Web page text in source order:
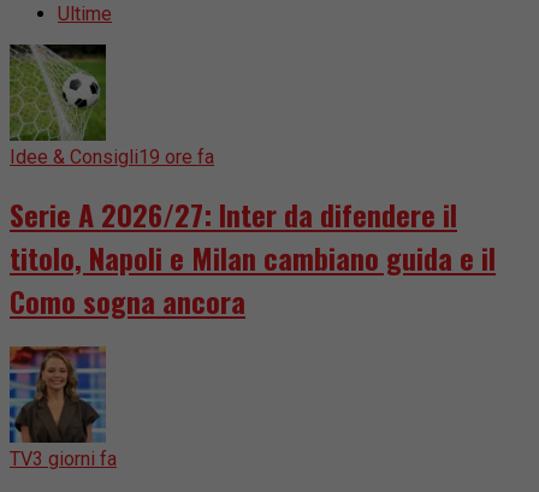
Ultime
Idee & Consigli19 ore fa
Serie A 2026/27: Inter da difendere il
titolo, Napoli e Milan cambiano guida e il
Como sogna ancora
TV3 giorni fa